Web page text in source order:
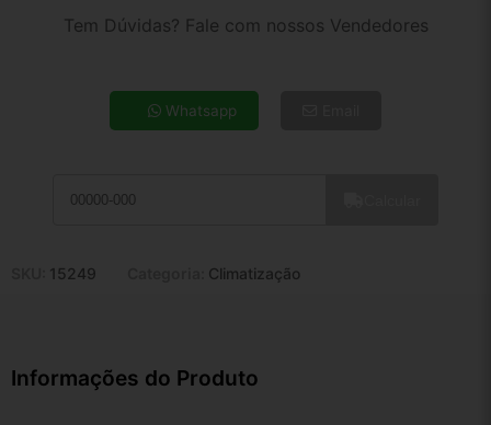
5x de R$ 159,70
6x de R$ 134,68
9x de R$ 92,98
Tem Dúvidas? Fale com nossos Vendedores
Whatsapp
15249 Climatização
Informações do Produto